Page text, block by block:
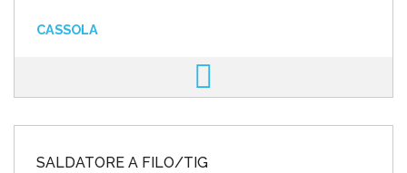
CASSOLA
SALDATORE A FILO/TIG